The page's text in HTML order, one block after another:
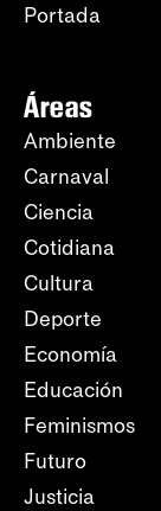
Portada
Áreas
Ambiente
Carnaval
Ciencia
Cotidiana
Cultura
Deporte
Economía
Educación
Feminismos
Futuro
Justicia